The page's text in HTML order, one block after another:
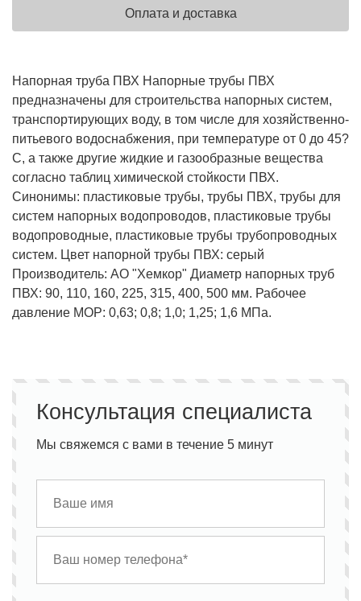
Оплата и доставка
Напорная труба ПВХ Напорные трубы ПВХ
предназначены для строительства напорных систем,
транспортирующих воду, в том числе для хозяйственно-
питьевого водоснабжения, при температуре от 0 до 45?
С, а также другие жидкие и газообразные вещества
согласно таблиц химической стойкости ПВХ.
Синонимы: пластиковые трубы, трубы ПВХ, трубы для
систем напорных водопроводов, пластиковые трубы
водопроводные, пластиковые трубы трубопроводных
систем. Цвет напорной трубы ПВХ: серый
Производитель: АО "Хемкор" Диаметр напорных труб
ПВХ: 90, 110, 160, 225, 315, 400, 500 мм. Рабочее
давление MOP: 0,63; 0,8; 1,0; 1,25; 1,6 МПа.
Консультация специалиста
Мы свяжемся с вами в течение 5 минут